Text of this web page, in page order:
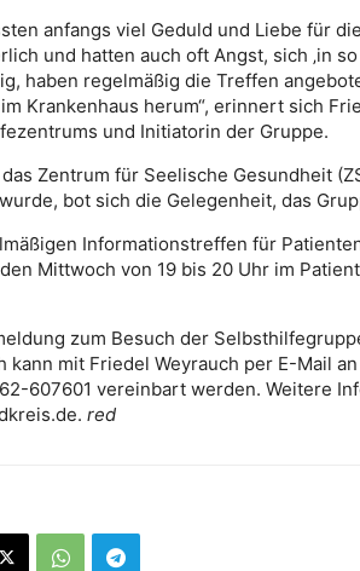
anfangs viel Geduld und Liebe für
und hatten auch oft Angst, sich ‚in
haben regelmäßig die Treffen
Krankenhaus herum“, erinnert sich
und Initiatorin der Gruppe.
Zentrum für Seelische Gesundheit
bot sich die Gelegenheit, das
Informationstreffen für
Mittwoch von 19 bis 20 Uhr im
zum Besuch der
kann mit Friedel Weyrauch per E-Mail
607601 vereinbart werden. Weitere
red